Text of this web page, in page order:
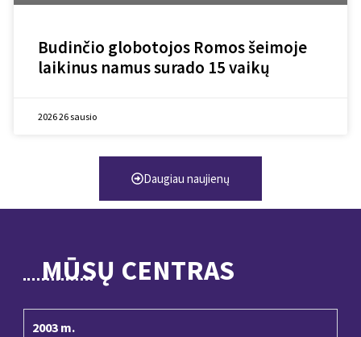
Budinčio globotojos Romos šeimoje
laikinus namus surado 15 vaikų
2026 26 sausio
Daugiau naujienų
MŪSŲ CENTRAS
2003 m.